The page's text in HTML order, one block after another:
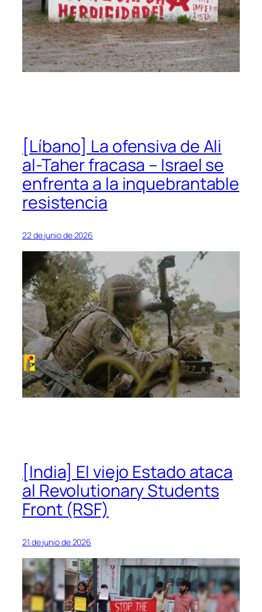
[Líbano] La ofensiva de Ali
al-Taher fracasa – Israel se
enfrenta a la inquebrantable
resistencia
22 de junio de 2026
[India] El viejo Estado ataca
al Revolutionary Students
Front (RSF)
21 de junio de 2026